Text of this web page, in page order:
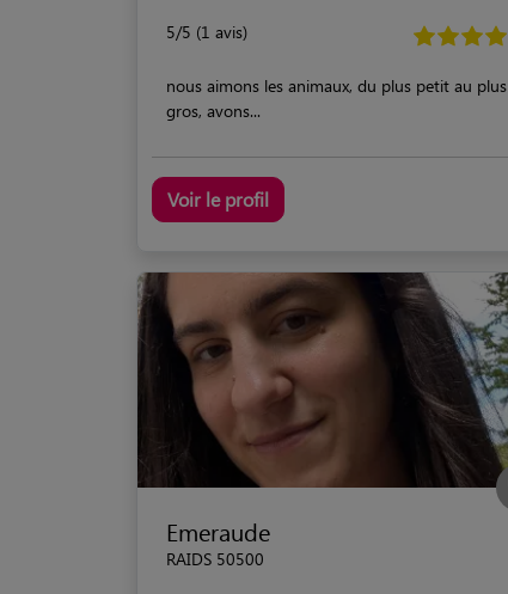
5/5 (1 avis)
nous aimons les animaux, du plus petit au plus
gros, avons...
Voir le profil
Emeraude
RAIDS 50500